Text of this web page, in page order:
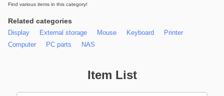
Find various items in this category!
Related categories
Display External storage Mouse Keyboard
Printer
Computer
PC parts NAS
Item List